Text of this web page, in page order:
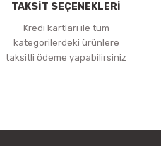
TAKSİT SEÇENEKLERİ
Kredi kartları ile tüm
kategorilerdeki ürünlere
taksitli ödeme yapabilirsiniz